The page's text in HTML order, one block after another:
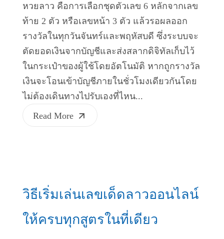
หวยลาว คือการเลือกชุดตัวเลข 6 หลักจากเลข
ท้าย 2 ตัว หรือเลขหน้า 3 ตัว แล้วรอผลออก
รางวัลในทุกวันจันทร์และพฤหัสบดี ซึ่งระบบจะ
ตัดยอดเงินจากบัญชีและส่งสลากดิจิทัลเก็บไว้
ในกระเป๋าของผู้ใช้โดยอัตโนมัติ หากถูกรางวัล
เงินจะโอนเข้าบัญชีภายในชั่วโมงเดียวกันโดย
ไม่ต้องเดินทางไปรับเองที่ไหน...
Read More
วิธีเริ่มเล่นเลขเด็ดลาวออนไลน์
ให้ครบทุกสูตรในที่เดียว